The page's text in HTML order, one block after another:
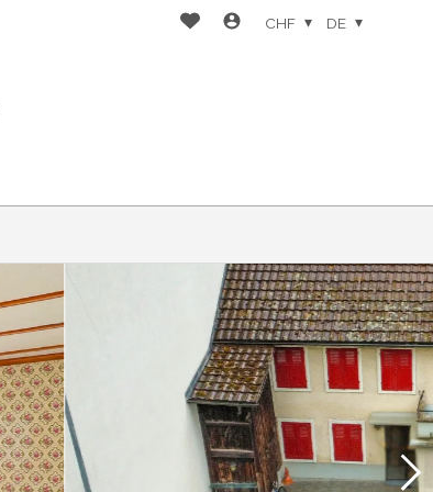
CHF DE